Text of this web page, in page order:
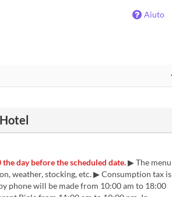
Aiuto
day before the scheduled date.▶ The menu
weather, stocking, etc. ▶ Consumption tax is
phone will be made from 10:00 am to 18:00